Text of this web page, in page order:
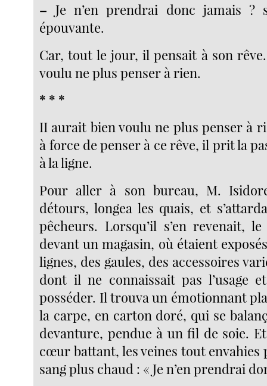
– Je n’en prendrai donc jamais ?
épouvante.
Car, tout le jour, il pensait à son
voulu ne plus penser à rien.
* * *
II aurait bien voulu ne plus penser à
à force de penser à ce rêve, il prit la
à la ligne.
Pour aller à son bureau, M.
détours, longea les quais, et
pêcheurs. Lorsqu’il s’en revenait,
devant un magasin, où étaient
lignes, des gaules, des accessoires
dont il ne connaissait pas l’usage
posséder. Il trouva un émotionnant
la carpe, en carton doré, qui se
devanture, pendue à un fil de soie.
cœur battant, les veines tout envahies
sang plus chaud : « Je n’en prendrai